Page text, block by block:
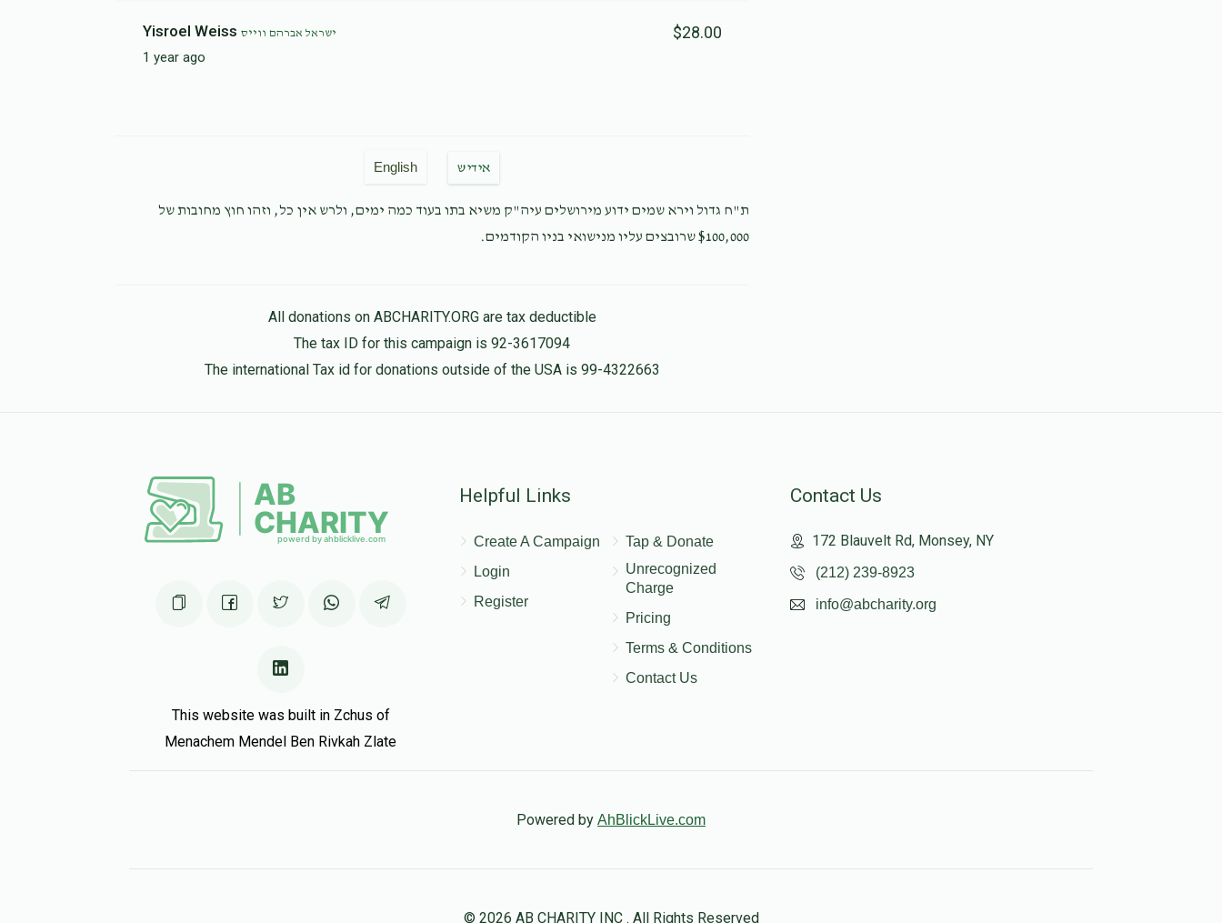
Yisroel Weiss ישראל אברהם ווייס
1 year ago
$28.00
English אידיש
ת"ח גדול וירא שמים ידוע מירושלים עיה"ק משיא בתו בעוד כמה ימים, ולרש אין כל, וזהו חוץ מחובות של
$100,000 שרובצים עליו מנישואי בניו הקודמים.
All donations on ABCHARITY.ORG are tax deductible
The tax ID for this campaign is 92-3617094
The international Tax id for donations outside of the USA is 99-4322663
This website was built in Zchus of
Menachem Mendel Ben Rivkah Zlate
Helpful Links
Create A Campaign
Login
Register
Tap & Donate
Unrecognized
Charge
Pricing
Terms & Conditions
Contact Us
Contact Us
172 Blauvelt Rd, Monsey, NY
(212) 239-8923
info@abcharity.org
Powered by AhBlickLive.com
© 2026 AB CHARITY INC . All Rights Reserved